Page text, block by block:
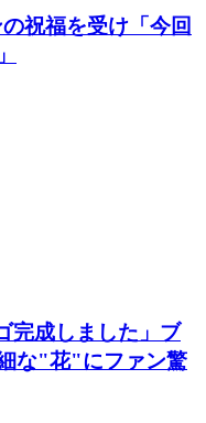
祝福を受け「今回
完成しました」ブ
な"花"にファン驚